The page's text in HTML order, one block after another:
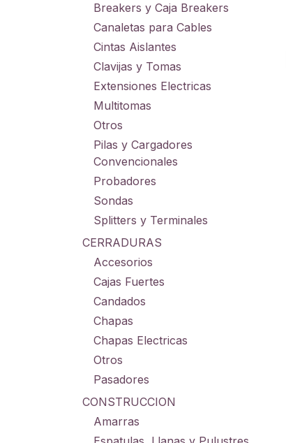
Breakers y Caja Breakers
Canaletas para Cables
Cintas Aislantes
Clavijas y Tomas
Extensiones Electricas
Multitomas
Otros
Pilas y Cargadores
Convencionales
Probadores
Sondas
Splitters y Terminales
CERRADURAS
Accesorios
Cajas Fuertes
Candados
Chapas
Chapas Electricas
Otros
Pasadores
CONSTRUCCION
Amarras